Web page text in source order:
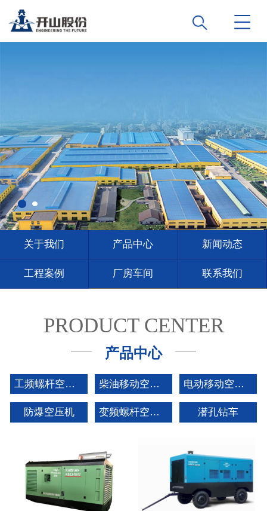
关于我们 产品中心 新闻动态
工程案例 厂房车间 联系我们
PRODUCT CENTER
产品中心
工频螺杆空压机 柴油移动空压机 电动移动空压机
防爆空压机 变频螺杆空压机 潜孔钻车